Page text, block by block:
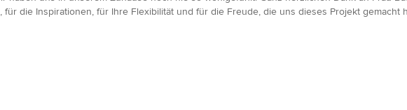
die Inspirationen, für Ihre Flexibilität und für die Freude, die uns dieses Projekt gemacht